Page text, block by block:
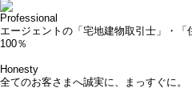
Professional
エージェントの「宅地建物取引士」・
100％
Honesty
全てのお客さまへ誠実に、まっすぐに。